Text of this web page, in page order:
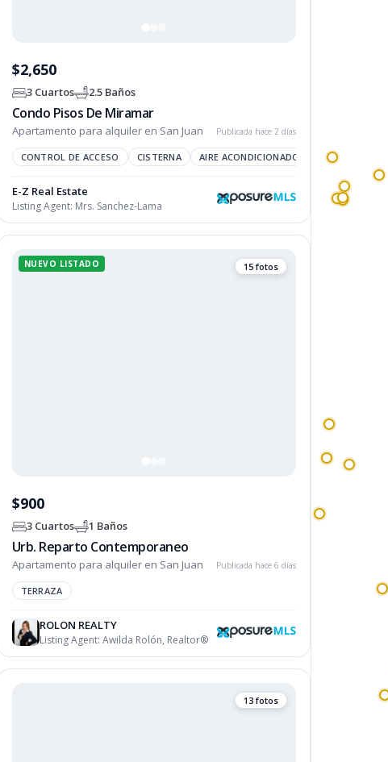
PUERTA DE GARAGE
$2,650
3 Cuartos 2.5 Baños
Condo Pisos De Miramar
Apartamento para alquiler en San Juan Publicada hace 2 días
CONTROL DE ACCESO CISTERNA AIRE ACONDICIONADO
E-Z Real Estate
Listing Agent: Mrs. Sanchez-Lama
NUEVO LISTADO 15 fotos
$900
3 Cuartos 1 Baños
Urb. Reparto Contemporaneo
Apartamento para alquiler en San Juan Publicada hace 6 días
TERRAZA
ROLON REALTY
Listing Agent: Awilda Rolón, Realtor®
13 fotos